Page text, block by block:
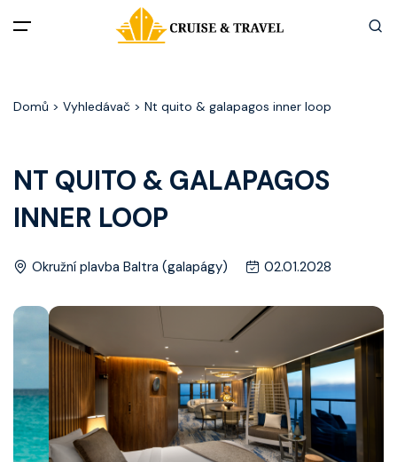
Akční nabídky
Destinace
Zážitky z plaveb
Užitečné informace
Často kladené otázky
Články
Kontakt
Domů > Vyhledávač > Nt quito & galapagos inner loop
NT QUITO & GALAPAGOS
INNER LOOP
Okružní plavba Baltra (galapágy) 02.01.2028